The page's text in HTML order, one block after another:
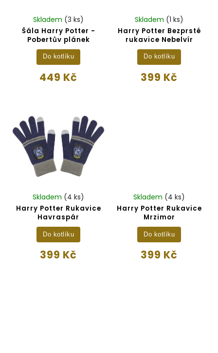
Šála Harry Potter -
Pobertův plánek
Skladem (3 ks)
449 Kč
Do kotlíku
Harry Potter Bezprsté
rukavice Nebelvír
Skladem (1 ks)
399 Kč
Do kotlíku
Harry Potter Rukavice
Havraspár
Skladem (4 ks)
399 Kč
Do kotlíku
Harry Potter Rukavice
Mrzimor
Skladem (4 ks)
399 Kč
Do kotlíku